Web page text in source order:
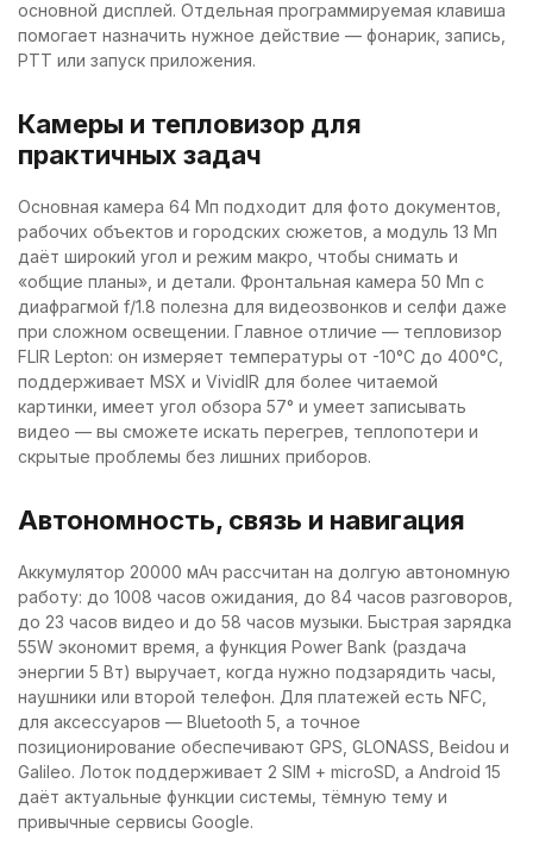
основной дисплей. Отдельная программируемая клавиша
помогает назначить нужное действие — фонарик, запись,
PTT или запуск приложения.
Камеры и тепловизор для
практичных задач
Основная камера 64 Мп подходит для фото документов,
рабочих объектов и городских сюжетов, а модуль 13 Мп
даёт широкий угол и режим макро, чтобы снимать и
«общие планы», и детали. Фронтальная камера 50 Мп с
диафрагмой f/1.8 полезна для видеозвонков и селфи даже
при сложном освещении. Главное отличие — тепловизор
FLIR Lepton: он измеряет температуры от -10°C до 400°C,
поддерживает MSX и VividIR для более читаемой
картинки, имеет угол обзора 57° и умеет записывать
видео — вы сможете искать перегрев, теплопотери и
скрытые проблемы без лишних приборов.
Автономность, связь и навигация
Аккумулятор 20000 мАч рассчитан на долгую автономную
работу: до 1008 часов ожидания, до 84 часов разговоров,
до 23 часов видео и до 58 часов музыки. Быстрая зарядка
55W экономит время, а функция Power Bank (раздача
энергии 5 Вт) выручает, когда нужно подзарядить часы,
наушники или второй телефон. Для платежей есть NFC,
для аксессуаров — Bluetooth 5, а точное
позиционирование обеспечивают GPS, GLONASS, Beidou и
Galileo. Лоток поддерживает 2 SIM + microSD, а Android 15
даёт актуальные функции системы, тёмную тему и
привычные сервисы Google.